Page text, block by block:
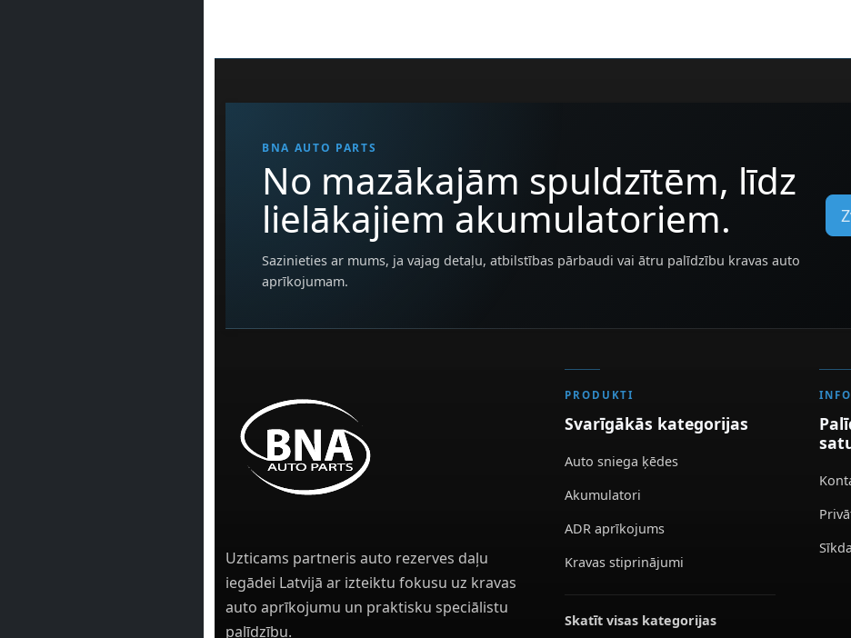
BNA AUTO PARTS
No mazākajām spuldzītēm, līdz
lielākajiem akumulatoriem.
Sazinieties ar mums, ja vajag detaļu, atbilstības pārbaudi vai ātru palīdzību kravas auto
aprīkojumam.
Uzticams partneris auto rezerves daļu
iegādei Latvijā ar izteiktu fokusu uz kravas
auto aprīkojumu un praktisku speciālistu
palīdzību.
PRODUKTI
Svarīgākās kategorijas
Auto sniega ķēdes
Akumulatori
ADR aprīkojums
Kravas stiprinājumi
Skatīt visas kategorijas